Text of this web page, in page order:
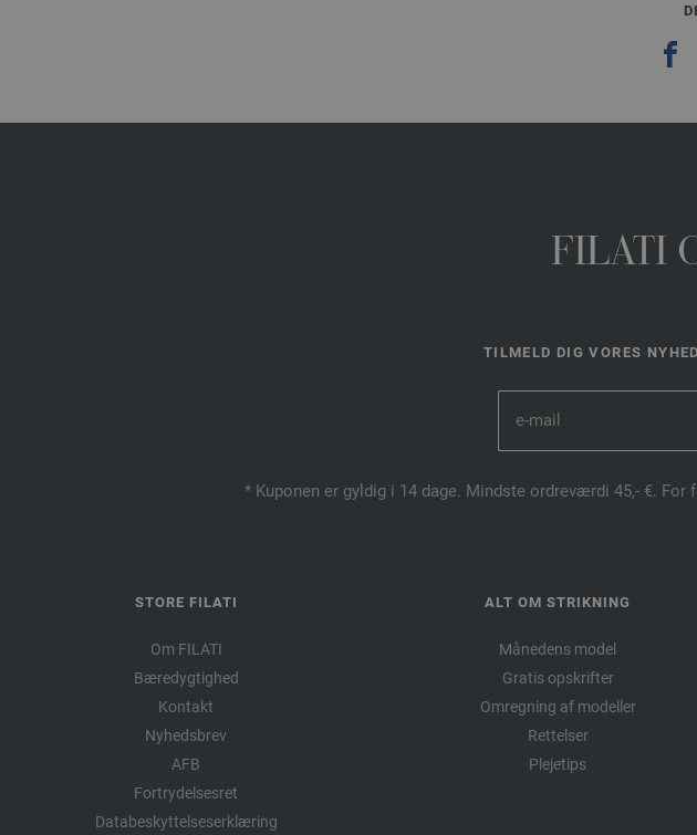
FILATI
TILMELD DIG VORES
* Kuponen er gyldig i 14 dage. Mindste ordreværdi 45,- €.
STORE FILATI
Om FILATI
Bæredygtighed
Kontakt
Nyhedsbrev
AFB
Fortrydelsesret
Databeskyttelseserklæring
ALT OM STRIKNING
Månedens model
Gratis opskrifter
Omregning af modeller
Rettelser
Plejetips